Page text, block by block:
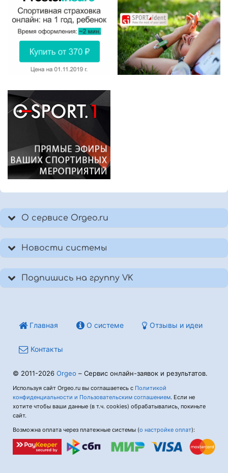
О сервисе Orgeo.ru
Новости системы
Подпишись на группу VK
Главная О системе Отзывы и идеи
Контакты
© 2011-2026 Orgeo – Сервис онлайн-заявок и результатов.
Используя сайт Orgeo.ru вы соглашаетесь с Политикой
конфиденциальности и Пользовательским соглашением. Если не
хотите чтобы ваши данные (в т.ч. cookies) обрабатывались, покиньте
сайт.
Возможна оплата через платежные системы (о настройке оплат):